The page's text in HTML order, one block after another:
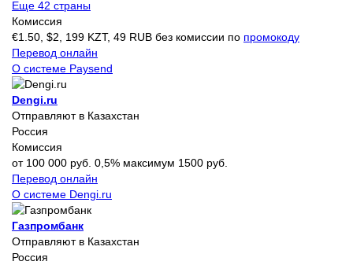
Еще 42 страны
Комиссия
€1.50, $2, 199 KZT, 49 RUB без комиссии по промокоду
Перевод онлайн
О системе Paysend
Dengi.ru
Отправляют в Казахстан
Россия
Комиссия
от 100 000 руб. 0,5% максимум 1500 руб.
Перевод онлайн
О системе Dengi.ru
Газпромбанк
Отправляют в Казахстан
Россия